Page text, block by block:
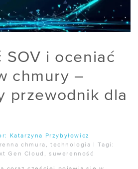
SOV i oceniać
chmury –
przewodnik dla
Katarzyna Przybyłowicz
chmura ,technologia |Tagi:
Gen Cloud ,suwerenność